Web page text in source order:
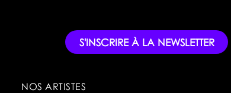
S'INSCRIRE À LA NEWSLETTER
NOS ARTISTES